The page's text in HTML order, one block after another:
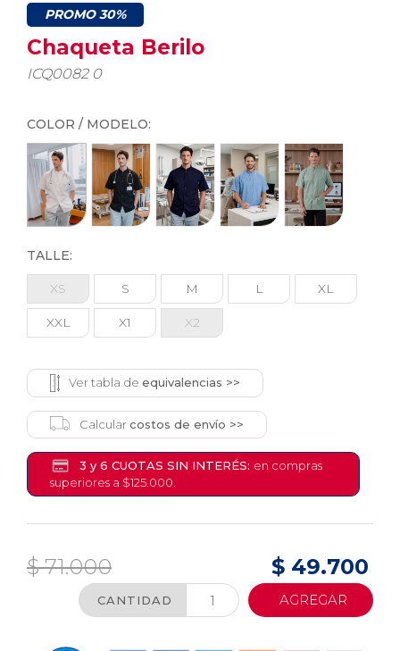
PROMO 30%
Chaqueta Berilo
ICQ0082 0
COLOR / MODELO:
TALLE:
XS S M L XL
XXL X1 X2
Ver tabla de equivalencias >>
Calcularcostos de envío >>
3 y 6 CUOTAS SIN INTERÉS: en compras
superiores a $125.000.
$ 71.000 $ 49.700
CANTIDAD AGREGAR